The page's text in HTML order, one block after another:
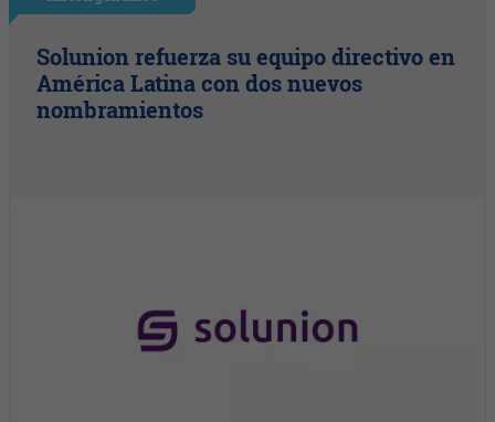
Solunion refuerza su equipo directivo en
América Latina con dos nuevos
nombramientos